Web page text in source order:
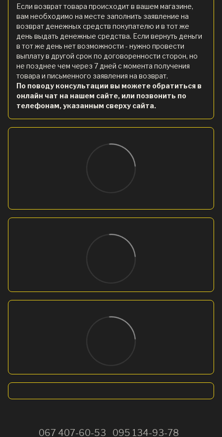
Если возврат товара происходит в вашем магазине,
вам необходимо на месте заполнить заявление на
возврат денежных средств покупателю и в тот же
день выдать денежные средства. Если вернуть деньги
в тот же день нет возможности - нужно провести
выплату в другой срок по договоренности сторон, но
не позднее чем через 7 дней с момента получения
товара и письменного заявления на возврат.
По поводу консультации вы можете обратиться в
онлайн чат на нашем сайте, или позвонить по
телефонам, указанным сверху сайта.
067 407-60-53 095 134-93-78